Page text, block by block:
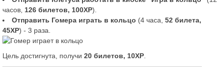
часов, 126 билетов, 100XP).
Отправить Гомера играть в кольцо (4 часа, 52 билета,
45XP) - 3 раза.
Цель достигнута, получи 20 билетов, 10XP